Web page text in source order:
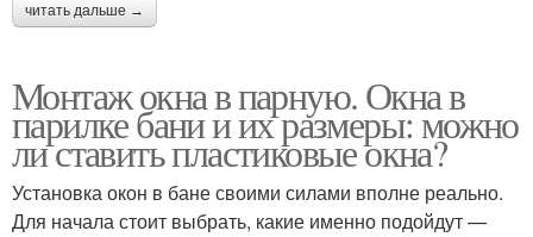
читать дальше →
Монтаж окна в парную. Окна в
парилке бани и их размеры: можно
ли ставить пластиковые окна?
Установка окон в бане своими силами вполне реально.
Для начала стоит выбрать, какие именно подойдут —